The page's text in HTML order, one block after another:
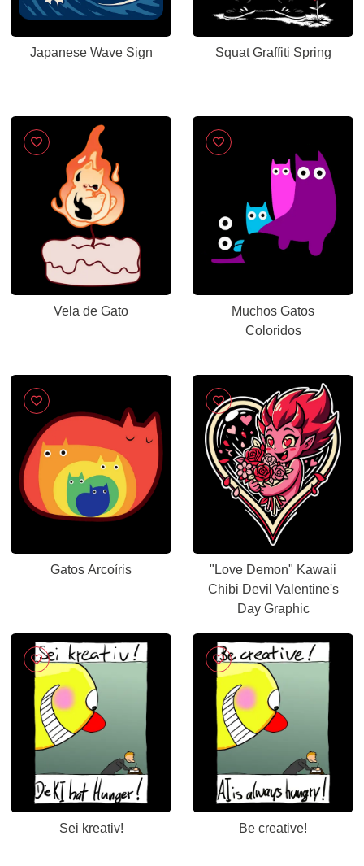
Japanese Wave Sign Squat Graffiti Spring
Vela de Gato
Muchos Gatos
Coloridos
Gatos Arcoíris
"Love Demon" Kawaii
Chibi Devil Valentine's
Day Graphic
Sei kreativ! Be creative!